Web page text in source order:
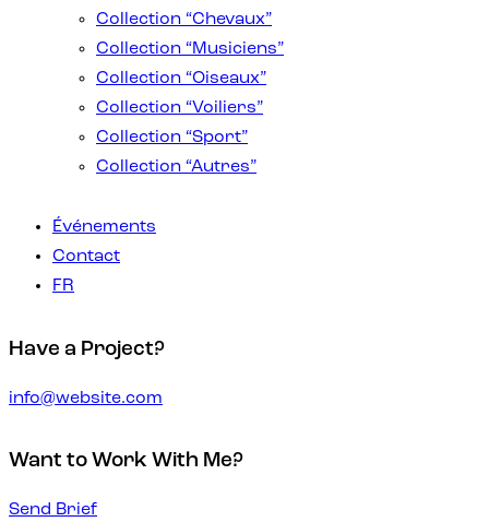
Collection “Chevaux”
Collection “Musiciens”
Collection “Oiseaux”
Collection “Voiliers”
Collection “Sport”
Collection “Autres”
Événements
Contact
FR
Have a Project?
info@website.com
Want to Work With Me?
Send Brief